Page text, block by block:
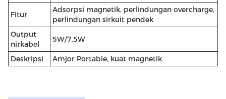
Fitur
Adsorpsi magnetik, perlindungan overcharge,
perlindungan sirkuit pendek
Output
nirkabel
5W/7.5W
Deskripsi Amjor Portable, kuat magnetik